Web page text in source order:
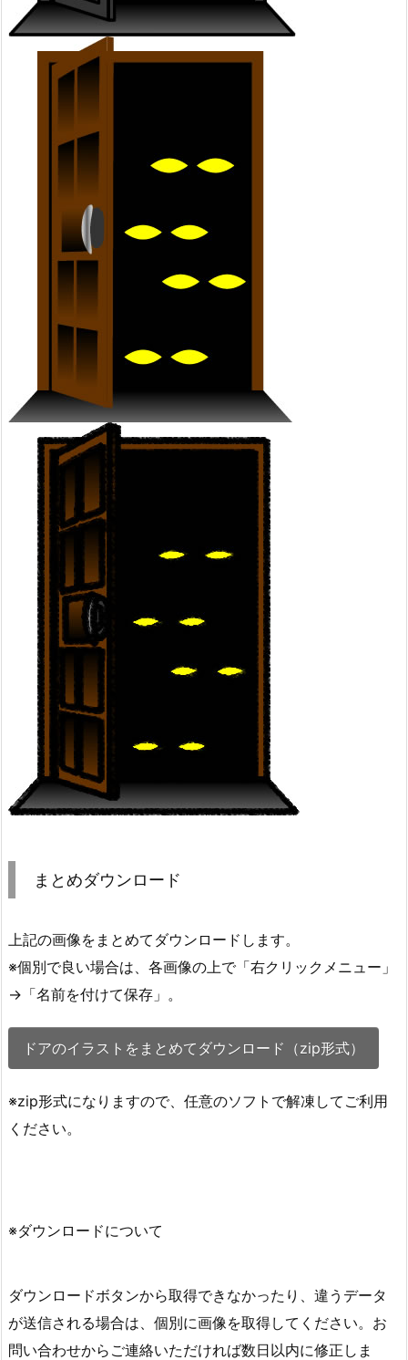
まとめダウンロード
上記の画像をまとめてダウンロードします。
※個別で良い場合は、各画像の上で「右クリックメニュー」
→「名前を付けて保存」。
ドアのイラストをまとめてダウンロード（zip形式）
※zip形式になりますので、任意のソフトで解凍してご利用
ください。
※ダウンロードについて
ダウンロードボタンから取得できなかったり、違うデータ
が送信される場合は、個別に画像を取得してください。お
問い合わせからご連絡いただければ数日以内に修正しま